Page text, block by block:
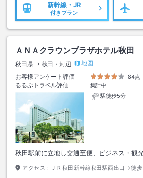
新幹線・JR
付きプラン
ＡＮＡクラウンプラザホテル秋
秋田県 秋田・河辺
地図
お客様アンケート評価
84点
るるぶトラベル評価
集計中
駅徒歩5分
秋田駅前に立地し交通至便、ビジネス・観
アクセス： ＪＲ秋田新幹線秋田駅西出口→徒